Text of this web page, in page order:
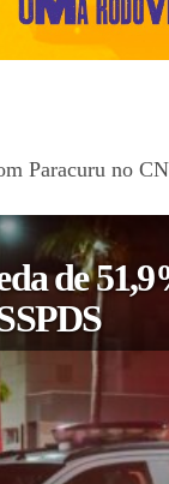
Paracuru no
de